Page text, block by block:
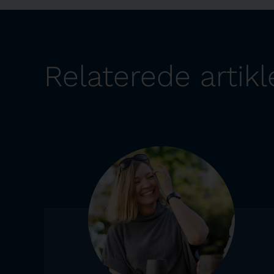
Relaterede